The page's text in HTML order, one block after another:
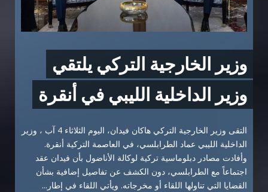
وزير الخارجية التركي يلتقي
وزير الداخلية الليبي في أنقرة
التقى وزير الخارجية التركي هاكان فيدان، اليوم الثلاثاء 4 آب ، وزير
الداخلية الليبي عماد الطرابلسي، في العاصمة التركية أنقرة.
وأفادت مصادر دبلوماسية تركية لوكالة الأناضول بأن فيدان عقد
اجتماعاً مع الطرابلسي، دون الكشف عن تفاصيل إضافية بشأن
القضايا التي تناولها اللقاء أو مخرجاته. ويأتي اللقاء في إطار...